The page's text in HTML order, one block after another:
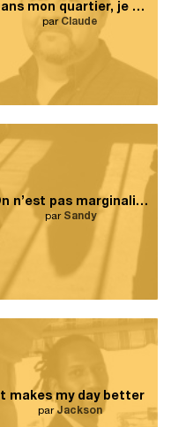
Dans mon quartier, je peux trouver tout ce dont j’ai besoin.
par Claude
On n’est pas marginalisés
par Sandy
It makes my day better
parJackson